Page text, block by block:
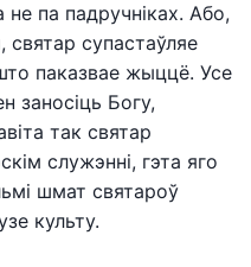
па падручніках. Або,
супастаўляе
паказвае жыццё. Усе
заносіць Богу,
так святар
служэнні, гэта яго
шмат святароў
культу.